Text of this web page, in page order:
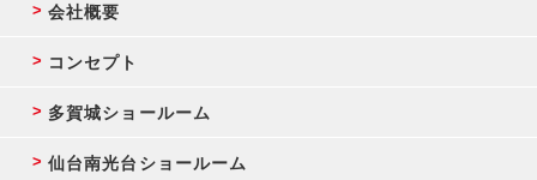
会社概要
コンセプト
多賀城ショールーム
仙台南光台ショールーム